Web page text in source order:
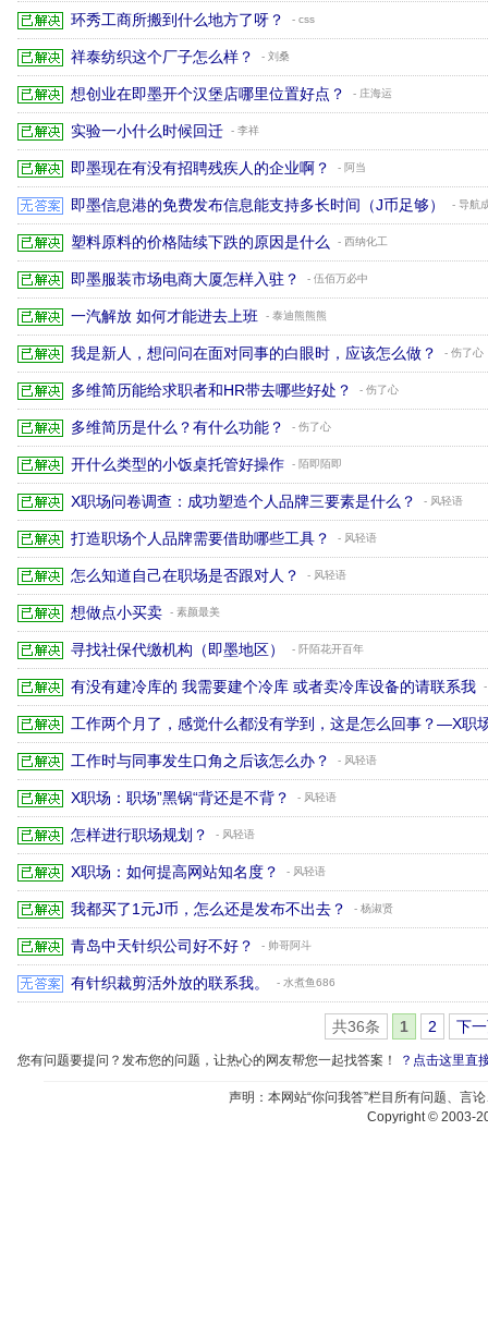
环秀工商所搬到什么地方了呀？ - css
祥泰纺织这个厂子怎么样？ - 刘桑
想创业在即墨开个汉堡店哪里位置好点？ - 庄海运
实验一小什么时候回迁 - 李祥
即墨现在有没有招聘残疾人的企业啊？ - 阿当
即墨信息港的免费发布信息能支持多长时间（J币足够） - 导航
塑料原料的价格陆续下跌的原因是什么 - 西纳化工
即墨服装市场电商大厦怎样入驻？ - 伍佰万必中
一汽解放 如何才能进去上班 - 泰迪熊熊熊
我是新人，想问问在面对同事的白眼时，应该怎么做？ - 伤了心
多维简历能给求职者和HR带去哪些好处？ - 伤了心
多维简历是什么？有什么功能？ - 伤了心
开什么类型的小饭桌托管好操作 - 陌即陌即
X职场问卷调查：成功塑造个人品牌三要素是什么？ - 风轻语
打造职场个人品牌需要借助哪些工具？ - 风轻语
怎么知道自己在职场是否跟对人？ - 风轻语
想做点小买卖 - 素颜最美
寻找社保代缴机构（即墨地区） - 阡陌花开百年
有没有建冷库的 我需要建个冷库 或者卖冷库设备的请联系我
工作两个月了，感觉什么都没有学到，这是怎么回事？—X职
工作时与同事发生口角之后该怎么办？ - 风轻语
X职场：职场”黑锅“背还是不背？ - 风轻语
怎样进行职场规划？ - 风轻语
X职场：如何提高网站知名度？ - 风轻语
我都买了1元J币，怎么还是发布不出去？ - 杨淑贤
青岛中天针织公司好不好？ - 帅哥阿斗
有针织裁剪活外放的联系我。 - 水煮鱼686
共36条 1 2 下
您有问题要提问？发布您的问题，让热心的网友帮您一起找答案！ ？点击这里直
声明：本网站“你问我答”栏目所有问题、言
Copyright © 2003-